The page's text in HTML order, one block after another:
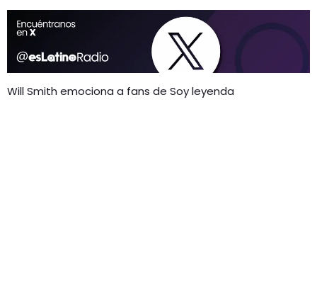
Will Smith emociona a fans de Soy leyenda